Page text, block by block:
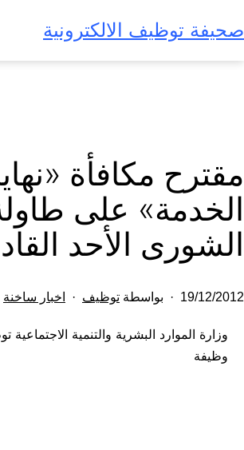
إلى
المحتوى
صحيفة توظيف الالكترونية
مقترح مكافأة
الخدمة» على
الشورى الأحد
تم
في
19/12/2012 بواسطة توظيف
مصنف
اخبار ساخنة
وزارة الموارد البشرية والتنمية
وظيفة